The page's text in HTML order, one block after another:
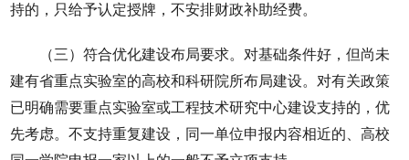
持的，只给予认定授牌，不安排财政补助经费。
（三）符合优化建设布局要求。对基础条件好，但尚未
建有省重点实验室的高校和科研院所布局建设。对有关政策
已明确需要重点实验室或工程技术研究中心建设支持的，优
先考虑。不支持重复建设，同一单位申报内容相近的、高校